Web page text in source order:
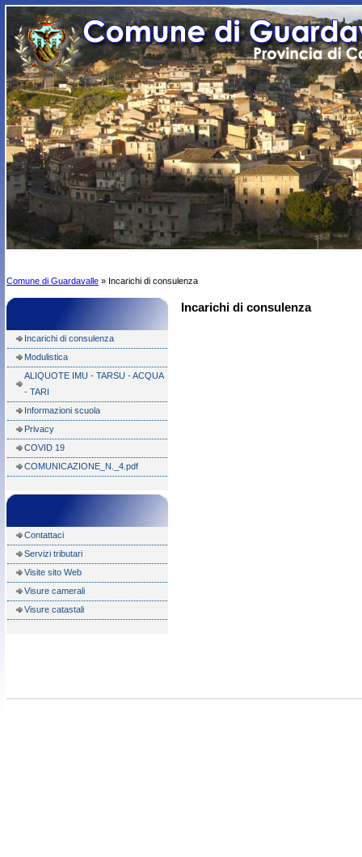
Comune di Guardavalle » Incarichi di consulenza
Incarichi di consulenza
Incarichi di consulenza
Modulistica
ALIQUOTE IMU - TARSU - ACQUA
- TARI
Informazioni scuola
Privacy
COVID 19
COMUNICAZIONE_N._4.pdf
Contattaci
Servizi tributari
Visite sito Web
Visure camerali
Visure catastali